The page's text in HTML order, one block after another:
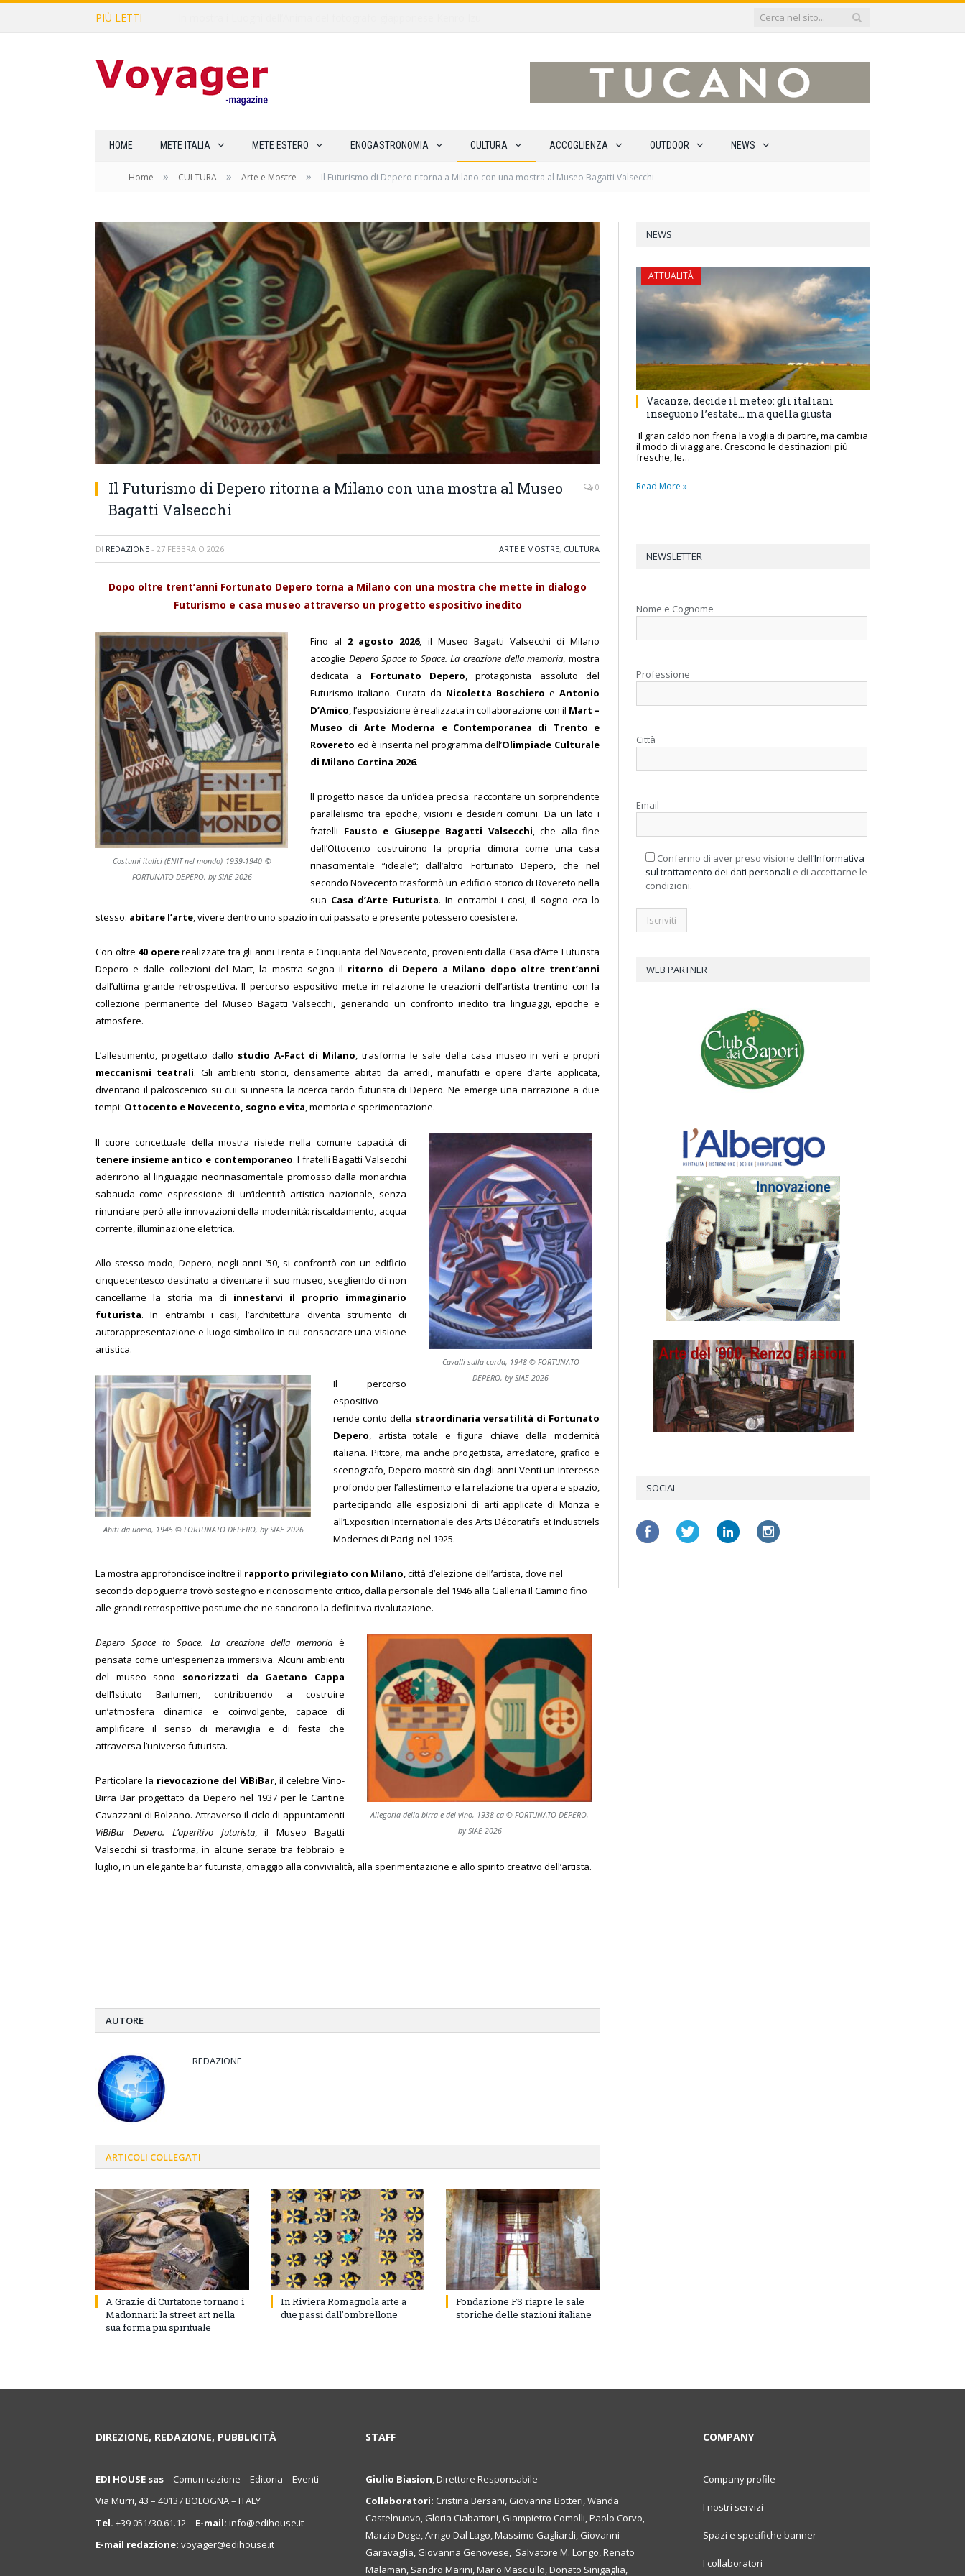
PIÙ LETTI
HOME METE ITALIA METE ESTERO ENOGASTRONOMIA CULTURA ACCOGLIENZA OUTDOOR NEWS
Home » CULTURA » Arte e Mostre » Il Futurismo di Depero ritorna a Milano con una mostra al Museo Bagatti Valsecchi
Il Futurismo di Depero ritorna a Milano con una mostra al Museo
Bagatti Valsecchi
0
DI REDAZIONE - 27 FEBBRAIO 2026 ARTE E MOSTRE, CULTURA
Dopo oltre trent’anni Fortunato Depero torna a Milano con una mostra che mette in dialogo
Futurismo e casa museo attraverso un progetto espositivo inedito
Costumi italici (ENIT nel mondo)_1939-1940_©
FORTUNATO DEPERO, by SIAE 2026
Fino al 2 agosto 2026, il Museo Bagatti Valsecchi di Milano
accoglie Depero Space to Space. La creazione della memoria, mostra
dedicata a Fortunato Depero, protagonista assoluto del
Futurismo italiano. Curata da Nicoletta Boschiero e Antonio
D’Amico, l’esposizione è realizzata in collaborazione con il Mart –
Museo di Arte Moderna e Contemporanea di Trento e
Rovereto ed è inserita nel programma dell’Olimpiade Culturale
di Milano Cortina 2026.
Il progetto nasce da un’idea precisa: raccontare un sorprendente
parallelismo tra epoche, visioni e desideri comuni. Da un lato i
fratelli Fausto e Giuseppe Bagatti Valsecchi, che alla fine
dell’Ottocento costruirono la propria dimora come una casa
rinascimentale “ideale”; dall’altro Fortunato Depero, che nel
secondo Novecento trasformò un edificio storico di Rovereto nella
sua Casa d’Arte Futurista. In entrambi i casi, il sogno era lo
stesso: abitare l’arte, vivere dentro uno spazio in cui passato e presente potessero coesistere.
Con oltre 40 opererealizzate tra gli anni Trenta e Cinquanta del Novecento, provenienti dalla Casa d’Arte Futurista
Depero e dalle collezioni del Mart, la mostra segna il ritorno di Depero a Milano dopo oltre trent’anni
dall’ultima grande retrospettiva. Il percorso espositivo mette in relazione le creazioni dell’artista trentino con la
collezione permanente del Museo Bagatti Valsecchi, generando un confronto inedito tra linguaggi, epoche e
atmosfere.
L’allestimento, progettato dallo studio A-Fact di Milano, trasforma le sale della casa museo in veri e propri
meccanismi teatrali. Gli ambienti storici, densamente abitati da arredi, manufatti e opere d’arte applicata,
diventano il palcoscenico su cui si innesta la ricerca tardo futurista di Depero. Ne emerge una narrazione a due
tempi: Ottocento e Novecento, sogno e vita, memoria e sperimentazione.
Cavalli sulla corda, 1948 © FORTUNATO
DEPERO, by SIAE 2026
Il cuore concettuale della mostra risiede nella comune capacità di
tenere insieme antico e contemporaneo. I fratelli Bagatti Valsecchi
aderirono al linguaggio neorinascimentale promosso dalla monarchia
sabauda come espressione di un’identità artistica nazionale, senza
rinunciare però alle innovazioni della modernità: riscaldamento, acqua
corrente, illuminazione elettrica.
Allo stesso modo, Depero, negli anni ’50, si confrontò con un edificio
cinquecentesco destinato a diventare il suo museo, scegliendo di non
cancellarne la storia ma di innestarvi il proprio immaginario
futurista. In entrambi i casi, l’architettura diventa strumento di
autorappresentazione e luogo simbolico in cui consacrare una visione
artistica.
Abiti da uomo, 1945 © FORTUNATO DEPERO, by SIAE 2026
Il percorso
espositivo
rende conto della straordinaria versatilità di Fortunato
Depero, artista totale e figura chiave della modernità
italiana. Pittore, ma anche progettista, arredatore, grafico e
scenografo, Depero mostrò sin dagli anni Venti un interesse
profondo per l’allestimento e la relazione tra opera e spazio,
partecipando alle esposizioni di arti applicate di Monza e
all’Exposition Internationale des Arts Décoratifs et Industriels
Modernes di Parigi nel 1925.
La mostra approfondisce inoltre il rapporto privilegiato con Milano, città d’elezione dell’artista, dove nel
secondo dopoguerra trovò sostegno e riconoscimento critico, dalla personale del 1946 alla Galleria Il Camino fino
alle grandi retrospettive postume che ne sancirono la definitiva rivalutazione.
Allegoria della birra e del vino, 1938 ca © FORTUNATO DEPERO,
by SIAE 2026
Depero Space to Space. La creazione della memoriaè
pensata come un’esperienza immersiva. Alcuni ambienti
del museo sono sonorizzati da Gaetano Cappa
dell’Istituto Barlumen, contribuendo a costruire
un’atmosfera dinamica e coinvolgente, capace di
amplificare il senso di meraviglia e di festa che
attraversa l’universo futurista.
Particolare la rievocazione del ViBiBar, il celebre Vino-
Birra Bar progettato da Depero nel 1937 per le Cantine
Cavazzani di Bolzano. Attraverso il ciclo di appuntamenti
ViBiBar Depero. L’aperitivo futurista, il Museo Bagatti
Valsecchi si trasforma, in alcune serate tra febbraio e
luglio, in un elegante bar futurista, omaggio alla convivialità, alla sperimentazione e allo spirito creativo dell’artista.
AUTORE
REDAZIONE
ARTICOLI COLLEGATI
A Grazie di Curtatone tornano i
Madonnari: la street art nella
sua forma più spirituale
In Riviera Romagnola arte a
due passi dall’ombrellone
Fondazione FS riapre le sale
storiche delle stazioni italiane
NEWS
ATTUALITÀ
Vacanze, decide il meteo: gli italiani
inseguono l’estate… ma quella giusta
Il gran caldo non frena la voglia di partire, ma cambia
il modo di viaggiare. Crescono le destinazioni più
fresche, le…
Read More »
NEWSLETTER
Nome e Cognome
Professione
Città
Email
Confermo di aver preso visione dell’Informativa
sul trattamento dei dati personali e di accettarne le
condizioni.
WEB PARTNER
SOCIAL
DIREZIONE, REDAZIONE, PUBBLICITÀ
EDI HOUSE sas– Comunicazione – Editoria – Eventi
Via Murri, 43 – 40137 BOLOGNA – ITALY
Tel. +39 051/30.61.12 – E-mail: info@edihouse.it
E-mail redazione: voyager@edihouse.it
STAFF
Giulio Biasion, Direttore Responsabile
Collaboratori: Cristina Bersani, Giovanna Botteri, Wanda
Castelnuovo, Gloria Ciabattoni, Giampietro Comolli, Paolo Corvo,
Marzio Doge, Arrigo Dal Lago, Massimo Gagliardi, Giovanni
Garavaglia, Giovanna Genovese, Salvatore M. Longo, Renato
Malaman, Sandro Marini, Mario Masciullo, Donato Sinigaglia,
COMPANY
Company profile
I nostri servizi
Spazi e specifiche banner
I collaboratori